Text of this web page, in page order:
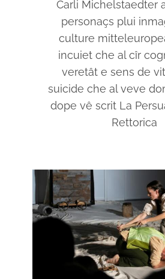
Carli Michelstaedter
personaçs plui
culture
incuiet che al cîr
veretât e sens de
suicide che al veve
dope vê scrit La
Rettorica